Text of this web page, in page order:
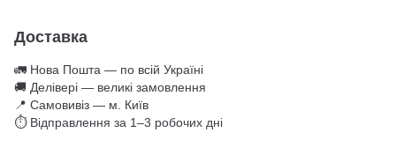
Доставка
🚛 Нова Пошта — по всій Україні
🚚 Делівері — великі замовлення
📍 Самовивіз — м. Київ
⏱ Відправлення за 1–3 робочих дні